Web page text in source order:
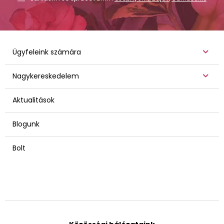
Ügyfeleink számára
Nagykereskedelem
Aktualitások
Blogunk
Bolt